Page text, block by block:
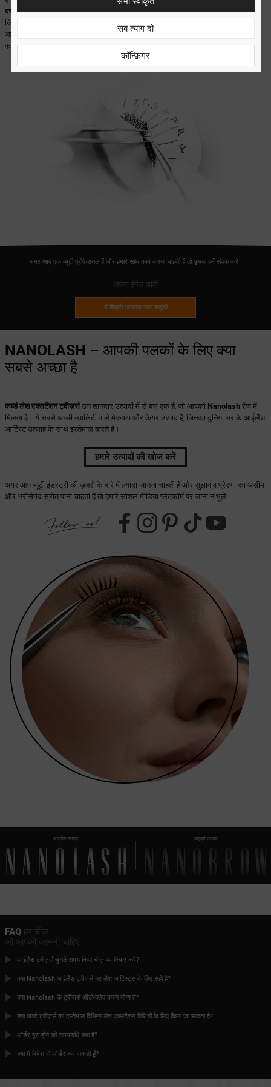
बचाता है। यह क्लासिक और वॉल्यूम लैश एक्सटेंशन विधियों को आसानी से हैंडल कर सकता है,
जिससे यह एक मल्टी-पर्पस एक्सेसरी साबित होता है! इस ट्वीज़र की
आपको विभिन्न विधियों के इस्तेमाल से आसानी से फैन लैशेस बनाने में मदद मिलती है। इससे कोई
फर्क नहीं पड़ता कि आप नए हैं या पेशेवर - इस ट्वीज़र से आपका काम ज़रूर आसान हो जायेगा।
अगर आप एक ब्यूटी प्रोफेशनल हैं और हमारे साथ काम करना चाहती हैं तो कृपया हमें संपर्क करें।
मैं बिक्री प्रस्ताव पाना चाहूंगी
NANOLASH – आपकी पलकों के लिए क्या
सबसे अच्छा है
कर्व्ड लैश एक्सटेंशन ट्वीज़र्सउन शानदार उत्पादों में से बस एक है, जो आपको Nanolashरेंज में
मिलता है। ये सबसे अच्छी क्वालिटी वाले मेकअप और केयर उत्पाद हैं, जिनका दुनिया भर के आईलैश
आर्टिस्ट उत्साह के साथ इस्तेमाल करते हैं।
हमारे उत्पादों की खोज करें
अगर आप ब्यूटी इंडस्ट्री की ख़बरों के बारे में ज़्यादा जानना चाहती हैं और सुझाव व प्रेरणा का असीम
और भरोसेमंद स्रोत पाना चाहती हैं तो हमारे सोशल मीडिया प्लेटफॉर्म पर जाना न भूलें!
आईलैश उत्पाद आइब्रो उत्पाद
FAQहर चीज़
जो आपको जाननी चाहिए
आईलैश ट्वीज़र्स चुनते समय किस चीज़ पर विचार करें?
क्या Nanolash आईलैश ट्वीज़र्स नए लैश आर्टिस्ट्स के लिए सही है?
क्या Nanolash के ट्वीज़र्स ऑटो-क्लेव करने योग्य हैं?
क्या कर्व्ड ट्वीज़र्स का इस्तेमाल विभिन्न लैश एक्सटेंशन विधियों के लिए किया जा सकता है?
ऑर्डर पूरा होने की समयावधि क्या है?
क्या मैं विदेश से ऑर्डर कर सकती हूँ?
सब त्याग दो
कॉन्फ़िगर